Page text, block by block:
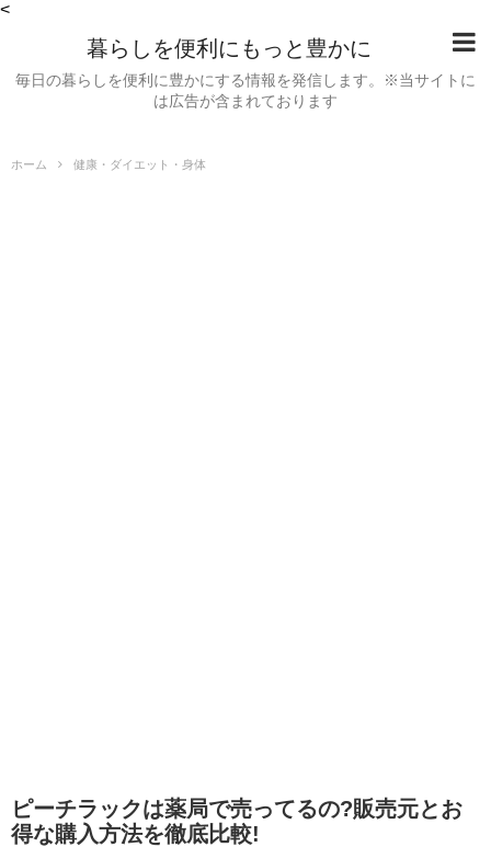
<
暮らしを便利にもっと豊かに
毎日の暮らしを便利に豊かにする情報を発信します。※当サイトに
は広告が含まれております
ホーム 健康・ダイエット・身体
ピーチラックは薬局で売ってるの?販売元とお
得な購入方法を徹底比較!